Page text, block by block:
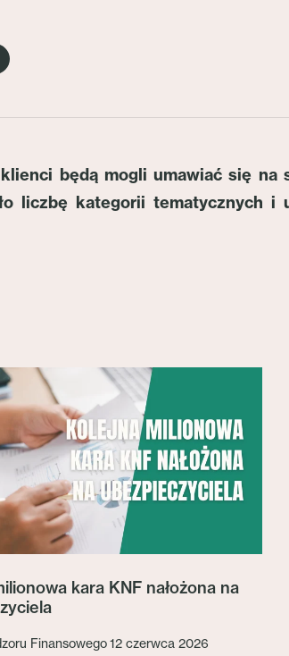
będą mogli umawiać się
liczbę kategorii tematycznych
kara KNF nałożona na
Finansowego 12 czerwca 2026